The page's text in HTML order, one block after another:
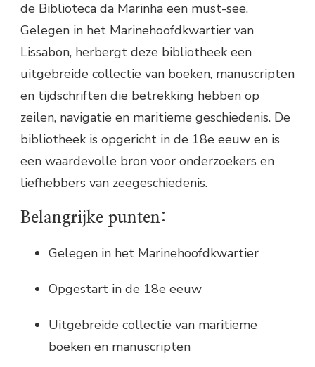
de Biblioteca da Marinha een must-see.
Gelegen in het Marinehoofdkwartier van
Lissabon, herbergt deze bibliotheek een
uitgebreide collectie van boeken, manuscripten
en tijdschriften die betrekking hebben op
zeilen, navigatie en maritieme geschiedenis. De
bibliotheek is opgericht in de 18e eeuw en is
een waardevolle bron voor onderzoekers en
liefhebbers van zeegeschiedenis.
Belangrijke punten:
Gelegen in het Marinehoofdkwartier
Opgestart in de 18e eeuw
Uitgebreide collectie van maritieme
boeken en manuscripten